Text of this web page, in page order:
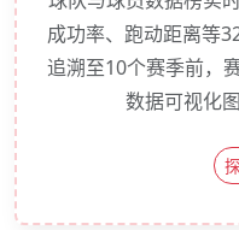
成功率、跑动距离等
追溯至10个赛季前，
数据可视化